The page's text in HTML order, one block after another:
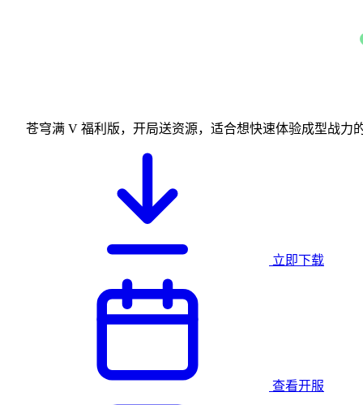
苍穹满 V 福利版，开局送资源，适合想快速体验成型战力
立即下载
查看开服